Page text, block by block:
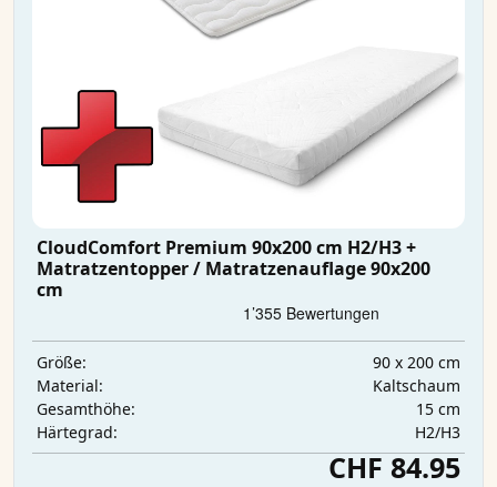
CloudComfort Premium 90x200 cm H2/H3 +
Matratzentopper / Matratzenauflage 90x200
cm
Größe:
90 x 200 cm
Material:
Kaltschaum
Gesamthöhe:
15 cm
Härtegrad:
H2/H3
CHF 84.95